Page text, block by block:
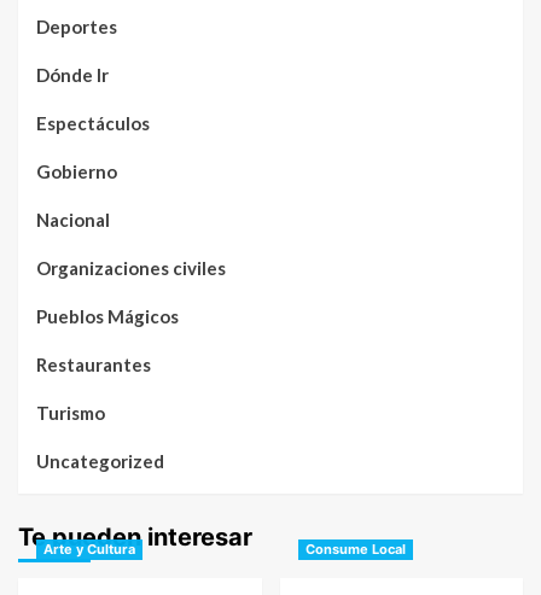
Deportes
Dónde Ir
Espectáculos
Gobierno
Nacional
Organizaciones civiles
Pueblos Mágicos
Restaurantes
Turismo
Uncategorized
Te pueden interesar
Arte y Cultura Consume Local